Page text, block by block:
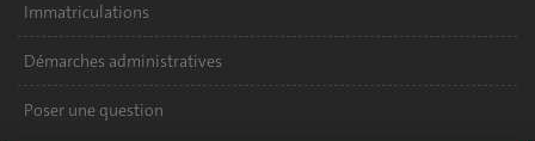
Immatriculations
Démarches administratives
Poser une question